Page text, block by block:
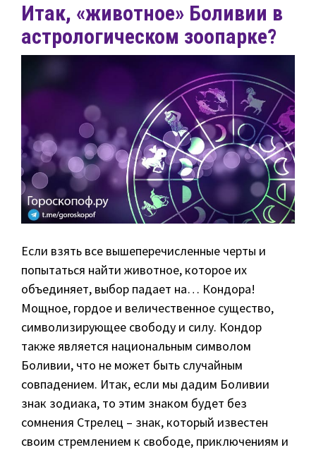
Итак, «животное» Боливии в
астрологическом зоопарке?
Если взять все вышеперечисленные черты и
попытаться найти животное, которое их
объединяет, выбор падает на… Кондора!
Мощное, гордое и величественное существо,
символизирующее свободу и силу. Кондор
также является национальным символом
Боливии, что не может быть случайным
совпадением. Итак, если мы дадим Боливии
знак зодиака, то этим знаком будет без
сомнения Стрелец – знак, который известен
своим стремлением к свободе, приключениям и